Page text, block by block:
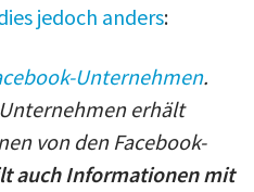
jedoch anders:
Unternehmen.
erhält
von den Facebook-
auch Informationen mit